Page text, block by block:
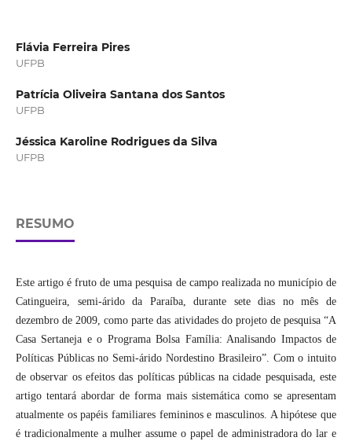
Flávia Ferreira Pires
UFPB
Patrícia Oliveira Santana dos Santos
UFPB
Jéssica Karoline Rodrigues da Silva
UFPB
RESUMO
Este artigo é fruto de uma pesquisa de campo realizada no município de
Catingueira, semi-árido da Paraíba, durante sete dias no mês de
dezembro de 2009, como parte das atividades do projeto de pesquisa “A
Casa Sertaneja e o Programa Bolsa Família: Analisando Impactos de
Políticas Públicas no Semi-árido Nordestino Brasileiro”. Com o intuito
de observar os efeitos das políticas públicas na cidade pesquisada, este
artigo tentará abordar de forma mais sistemática como se apresentam
atualmente os papéis familiares femininos e masculinos. A hipótese que
é tradicionalmente a mulher assume o papel de administradora do lar e